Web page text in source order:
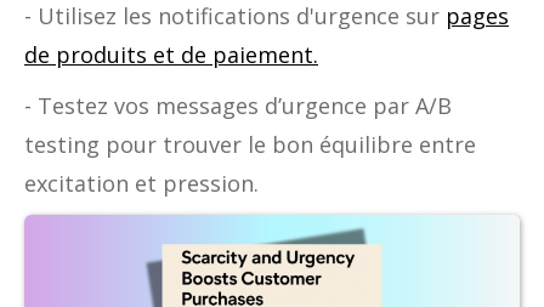
- Utilisez les notifications d'urgence sur pages
de produits et de paiement.
- Testez vos messages d’urgence par A/B
testing pour trouver le bon équilibre entre
excitation et pression.